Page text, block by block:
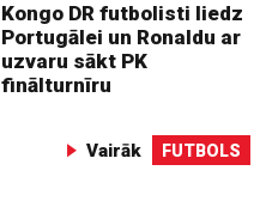
Kongo DR futbolisti liedz
Portugālei un Ronaldu ar
uzvaru sākt PK
finālturnīru
Vairāk FUTBOLS